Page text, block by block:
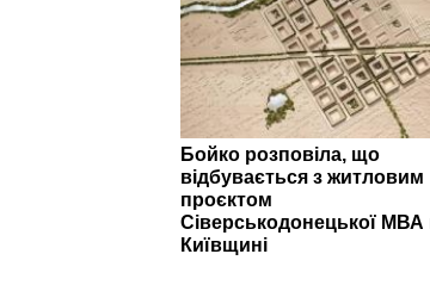
Бойко розповіла, що
відбувається з житловим
проєктом
Сіверськодонецької МВА
Київщині